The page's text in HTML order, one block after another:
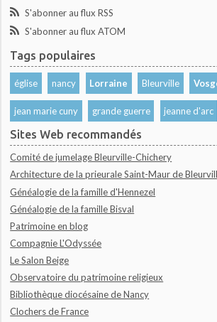
S'abonner au flux RSS
S'abonner au flux ATOM
Tags populaires
église nancy Lorraine Bleurville
jean marie cuny grande guerre jeanne d'arc
Sites Web recommandés
Comité de jumelage Bleurville-Chichery
Architecture de la prieurale Saint-Maur de
Généalogie de la famille d'Hennezel
Généalogie de la famille Bisval
Patrimoine en blog
Compagnie L'Odyssée
Le Salon Beige
Observatoire du patrimoine religieux
Bibliothèque diocésaine de Nancy
Clochers de France